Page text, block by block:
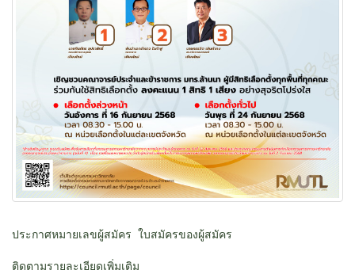
ประกาศหมายเลขผู้สมัคร ใบสมัครของผู้สมัคร
ติดตามรายละเอียดเพิ่มเติม